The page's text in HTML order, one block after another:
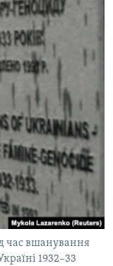
час вшанування
1932–33